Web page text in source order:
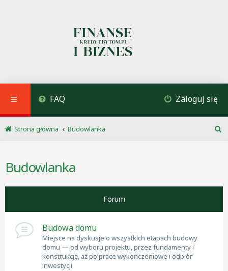
FAQ Zaloguj się
Strona główna
Budowlanka
Budowlanka
Forum
Budowa domu
Miejsce na dyskusje o wszystkich etapach budowy
domu — od wyboru projektu, przez fundamenty i
konstrukcję, aż po prace wykończeniowe i odbiór
inwestycji.